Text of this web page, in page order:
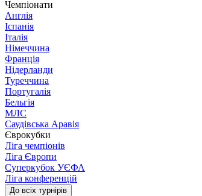
Чемпіонати
Англія
Іспанія
Італія
Німеччина
Франція
Нідерланди
Туреччина
Португалія
Бельгія
МЛС
Саудівська Аравія
Єврокубки
Ліга чемпіонів
Ліга Європи
Суперкубок УЄФА
Ліга конференцій
До всіх турнірів